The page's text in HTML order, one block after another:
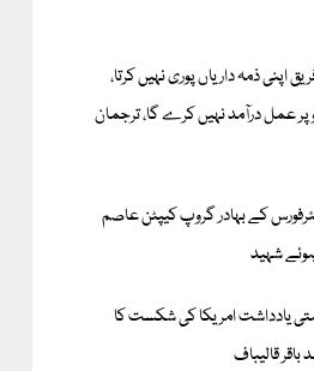
اپنی ذمہ داریاں پوری نہیں کرتا،
یو پر عمل درآمد نہیں کرے گا، ترجمان
کے بہادر گروپ کیپٹن عاصم
شہید
یادداشت امریکا کی شکست کا
قالیباف